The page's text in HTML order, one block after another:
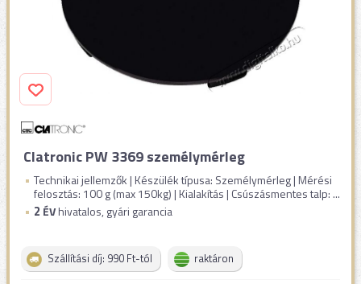
Clatronic PW 3369 személymérleg
Technikai jellemzők | Készülék típusa: Személymérleg | Mérési
felosztás: 100 g (max 150kg) | Kialakítás | Csúszásmentes talp: ...
2 ÉVhivatalos, gyári garancia
Szállítási díj: 990 Ft-tól raktáron